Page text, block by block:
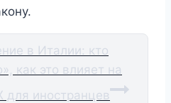
в Италии: кто
как это влияет на
для иностранцев